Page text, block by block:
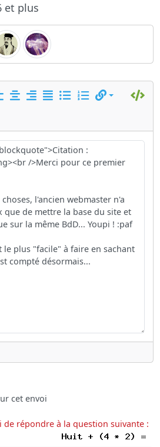
et plus
cet envoi
de répondre à la question suivante :